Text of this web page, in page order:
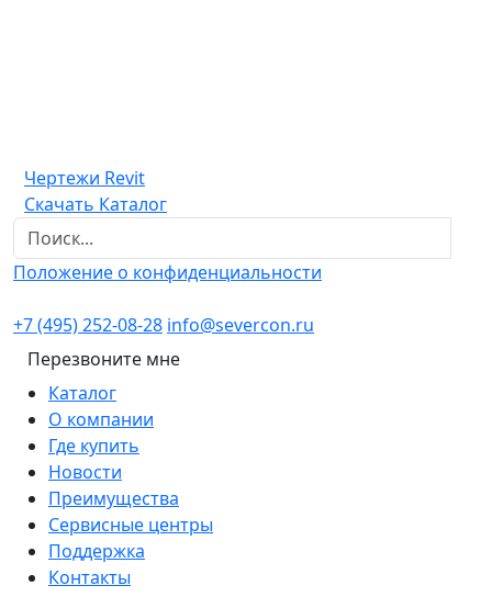
Чертежи Revit
Скачать Каталог
Положение о конфиденциальности
+7 (495) 252-08-28 info@severcon.ru
Перезвоните мне
Каталог
О компании
Где купить
Новости
Преимущества
Сервисные центры
Поддержка
Контакты